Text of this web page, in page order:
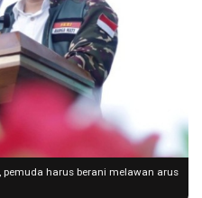
pemuda harus berani melawan arus